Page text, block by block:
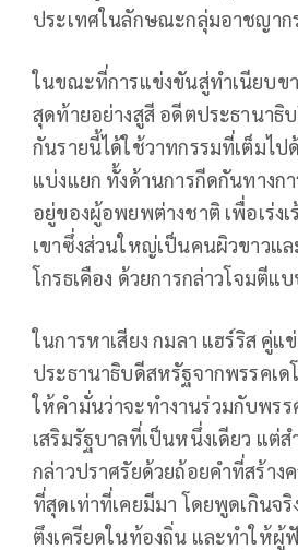
ประเทศในลักษณะกลุ่มอาชญาก
ในขณะที่การแข่งขันสู่ทำเนียบข
สุดท้ายอย่างสูสี อดีตประธานาธิ
กันรายนี้ได้ใช้วาทกรรมที่เต็มไป
แบ่งแยก ทั้งด้านการกีดกันทางก
อยู่ของผู้อพยพต่างชาติ เพื่อเร่ง
เขาซึ่งส่วนใหญ่เป็นคนผิวขาวแ
โกรธเคือง ด้วยการกล่าวโจมตีแ
ในการหาเสียง กมลา แฮร์ริส คู่แ
ประธานาธิบดีสหรัฐจากพรรคเด
ให้คำมั่นว่าจะทำงานร่วมกับพร
เสริมรัฐบาลที่เป็นหนึ่งเดียว แต่
กล่าวปราศรัยด้วยถ้อยคำที่สร้าง
ที่สุดเท่าที่เคยมีมา โดยพูดเกินจริ
ตึงเครียดในท้องถิ่น และทำให้ผู้